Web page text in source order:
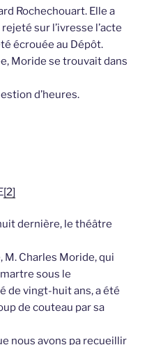
Rochechouart. Elle a
sur l’ivresse l’acte
écrouée au Dépôt.
Moride se trouvait dans
d’heures.
[2]
dernière, le théâtre
Charles Moride, qui
sous le
de vingt-huit ans, a été
de couteau par sa
nous avons pa recueillir